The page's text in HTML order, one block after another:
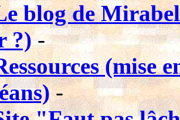
blog de
?)-
(mise
-